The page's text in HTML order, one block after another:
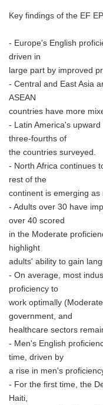
Key findings of the EF
- Europe's English
driven in
large part by improved
- Central and East Asia
ASEAN
countries have more
- Latin America's
three-fourths of
the countries surveyed.
- North Africa continues
rest of the
continent is emerging
- Adults over 30 have
over 40 scored
in the Moderate
highlight
adults' ability to gain
- On average, most
proficiency to
work optimally
government, and
healthcare sectors
- Men's English
time, driven by
a rise in men's
- For the first time, the
Haiti,